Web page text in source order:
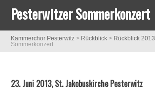
Pesterwitzer Sommerkonzert
Kammerchor Pesterwitz > Rückblick > Rückblick 2013
Sommerkonzert
23. Juni 2013, St. Jakobuskirche Pesterwitz